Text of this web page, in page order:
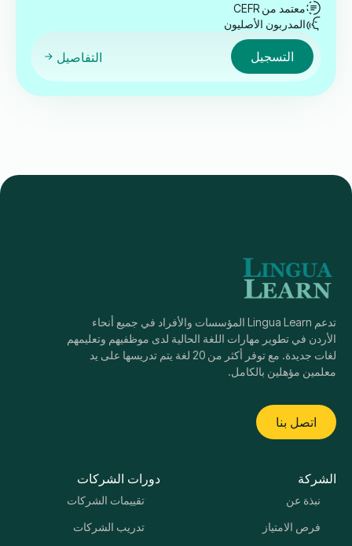
معتمد من CEFR
المدربون الأصليون
التسجيل التفاصيل
تدعم Lingua Learn المؤسسات والأفراد في جميع أنحاء
الأردن في تطوير مهارات اللغة الحالية لدى موظفيهم وتعليمهم
لغات جديدة. مع توفر أكثر من 20 لغة يتم تدريسها على يد
معلمين مؤهلين بالكامل.
اتصل بنا
الشركة
نبذة عن
فرص الامتياز
دورات الشركات
تقييمات الشركات
تدريب الشركات